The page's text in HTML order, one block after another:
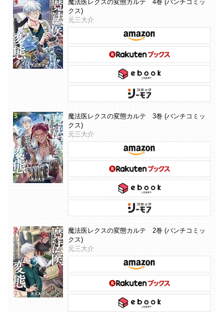
魔法医レクスの変態カルテ 4巻 (バンチコミッ
クス)
元三大介
魔法医レクスの変態カルテ 3巻 (バンチコミッ
クス)
元三大介
魔法医レクスの変態カルテ 2巻 (バンチコミッ
クス)
元三大介